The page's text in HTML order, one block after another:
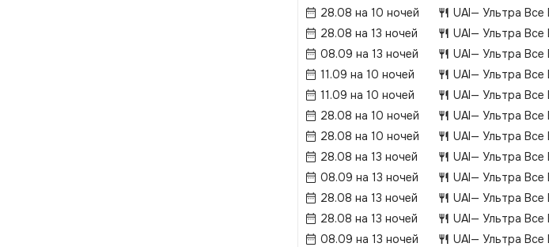
28.08 на 10 ночей
UAI— Ультра Все
28.08 на 13 ночей
UAI— Ультра Все
08.09 на 13 ночей
UAI— Ультра Все
11.09 на 10 ночей
UAI— Ультра Все
11.09 на 10 ночей
UAI— Ультра Все
28.08 на 10 ночей
UAI— Ультра Все
28.08 на 10 ночей
UAI— Ультра Все
28.08 на 13 ночей
UAI— Ультра Все
08.09 на 13 ночей
UAI— Ультра Все
28.08 на 13 ночей
UAI— Ультра Все
28.08 на 13 ночей
UAI— Ультра Все
08.09 на 13 ночей
UAI— Ультра Все